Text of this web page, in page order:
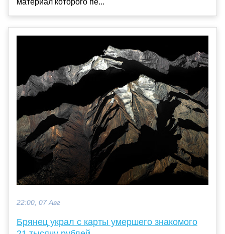
22:00, 07 Авг
Брянец украл с карты умершего знакомого